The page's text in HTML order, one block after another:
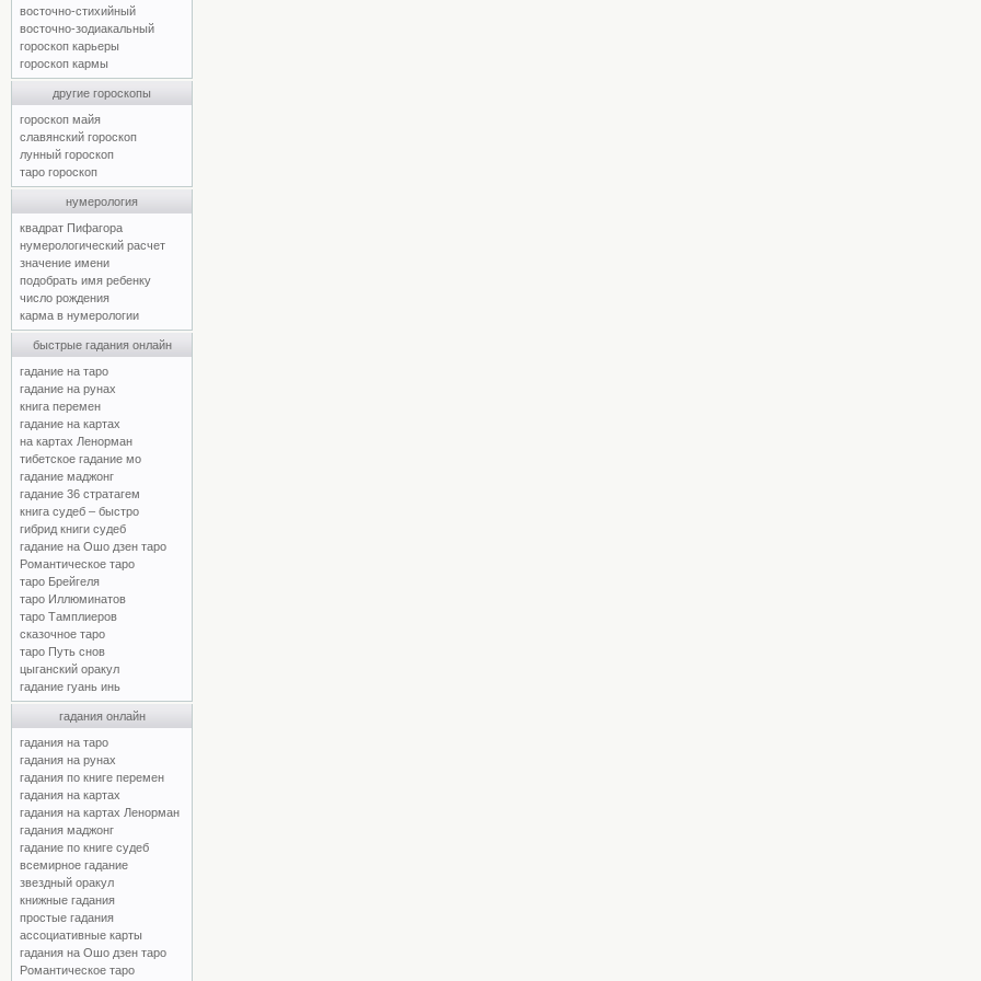
восточно-стихийный
восточно-зодиакальный
гороскоп карьеры
гороскоп кармы
другие гороскопы
гороскоп майя
славянский гороскоп
лунный гороскоп
таро гороскоп
нумерология
квадрат Пифагора
нумерологический расчет
значение имени
подобрать имя ребенку
число рождения
карма в нумерологии
быстрые гадания онлайн
гадание на таро
гадание на рунах
книга перемен
гадание на картах
на картах Ленорман
тибетское гадание мо
гадание маджонг
гадание 36 стратагем
книга судеб – быстро
гибрид книги судеб
гадание на Ошо дзен таро
Романтическое таро
таро Брейгеля
таро Иллюминатов
таро Тамплиеров
сказочное таро
таро Путь снов
цыганский оракул
гадание гуань инь
гадания онлайн
гадания на таро
гадания на рунах
гадания по книге перемен
гадания на картах
гадания на картах Ленорман
гадания маджонг
гадание по книге судеб
всемирное гадание
звездный оракул
книжные гадания
простые гадания
ассоциативные карты
гадания на Ошо дзен таро
Романтическое таро